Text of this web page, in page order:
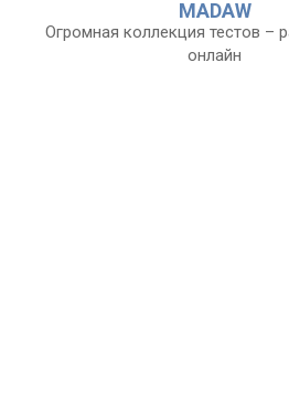
MADAW
Огромная коллекция тестов –
онлайн